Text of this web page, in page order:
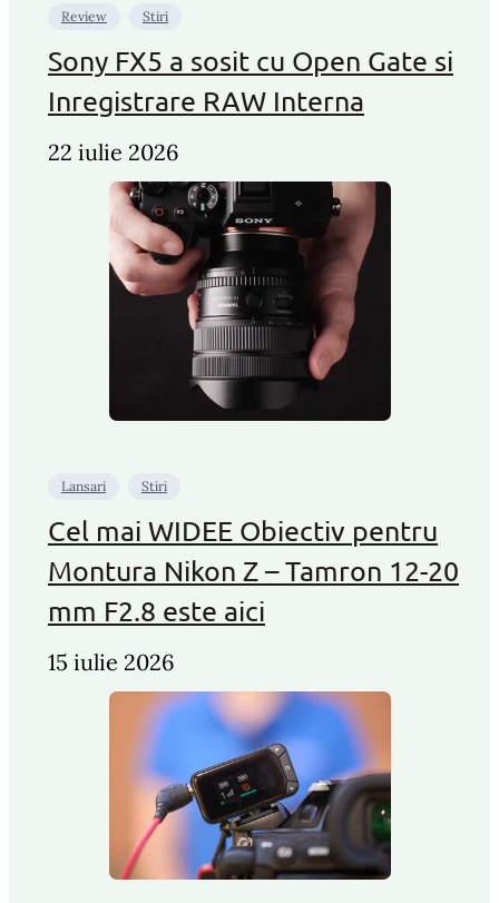
Review Stiri
Sony FX5 a sosit cu Open Gate si
Inregistrare RAW Interna
22 iulie 2026
Lansari Stiri
Cel mai WIDEE Obiectiv pentru
Montura Nikon Z – Tamron 12-20
mm F2.8 este aici
15 iulie 2026